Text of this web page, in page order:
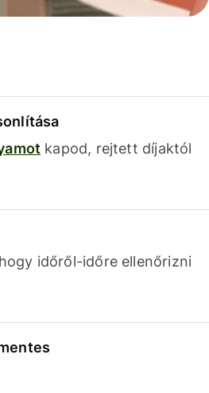
kapod, rejtett díjaktól
időről-időre ellenőrizni